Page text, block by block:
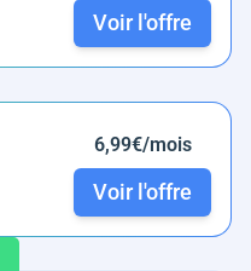
Voir l'offre
6,99€/mois
Voir l'offre